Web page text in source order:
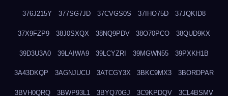
376J215Y 377SG7JD 37CVGS0S 37IHO75D 37JQKID8
37X9FZP9 38J0SXQX 38NQ9PDV 38O70PCO 38QUD9KX
39D3U3A0 39LAIWA9 39LCYZRI 39MGWN55 39PXKH1B
3A43DKQP 3AGNJUCU 3ATCGY3X 3BKC9MX3 3BORDPAR
3BVH0QRQ 3BWP93L1 3BYQ70GJ 3C9KPDQV 3CL4BSMV